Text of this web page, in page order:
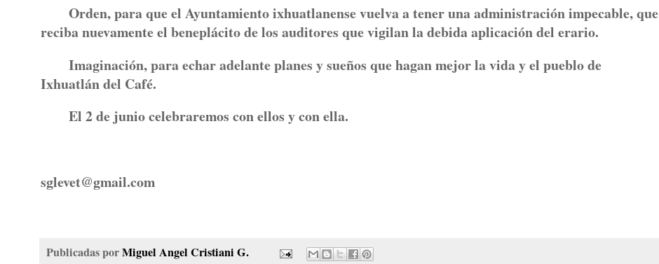
Orden, para que el Ayuntamiento ixhuatlanense vuelva a tener una administración impecable, que
reciba nuevamente el beneplácito de los auditores que vigilan la debida aplicación del erario.
Imaginación, para echar adelante planes y sueños que hagan mejor la vida y el pueblo de
Ixhuatlán del Café.
El 2 de junio celebraremos con ellos y con ella.
sglevet@gmail.com
Publicadas porMiguel Angel Cristiani G.